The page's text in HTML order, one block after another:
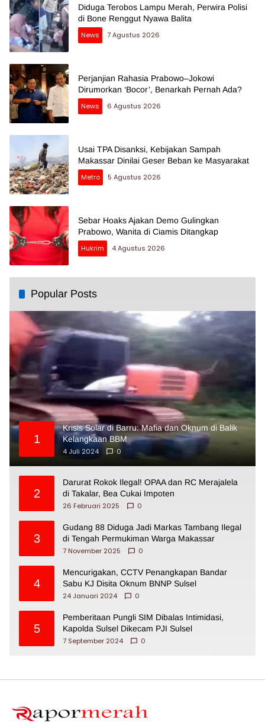
Diduga Terobos Lampu Merah, Perwira Polisi
di Bone Renggut Nyawa Balita
News
7 Agustus 2026
Perjanjian Rahasia Prabowo–Jokowi
Dirumorkan ‘Bocor’, Benarkah Pernah Ada?
News
6 Agustus 2026
Usai TPA Disanksi, Kebijakan Sampah
Makassar Dinilai Geser Beban ke Masyarakat
Metro
5 Agustus 2026
Sebar Hoaks Ajakan Demo Gulingkan
Prabowo, Wanita di Ciamis Ditangkap
Hukrim
4 Agustus 2026
Popular Posts
1
Krisis Solar di Barru: Mafia dan Oknum di Balik
Kelangkaan BBM
4 Juli 2024
0
2
Darurat Rokok Ilegal! OPAA dan RC Merajalela
di Takalar, Bea Cukai Impoten
26 Februari 2025
0
3
Gudang 88 Diduga Jadi Markas Tambang Ilegal
di Tengah Permukiman Warga Makassar
7 November 2025
0
4
Mencurigakan, CCTV Penangkapan Bandar
Sabu KJ Disita Oknum BNNP Sulsel
24 Januari 2024
0
5
Pemberitaan Pungli SIM Dibalas Intimidasi,
Kapolda Sulsel Dikecam PJI Sulsel
7 September 2024
0